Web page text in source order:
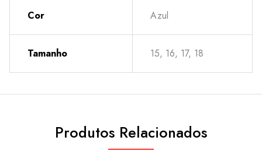
Cor Azul
Tamanho 15, 16, 17, 18
Produtos Relacionados